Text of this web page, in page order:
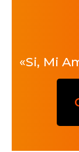
«Si, Mi